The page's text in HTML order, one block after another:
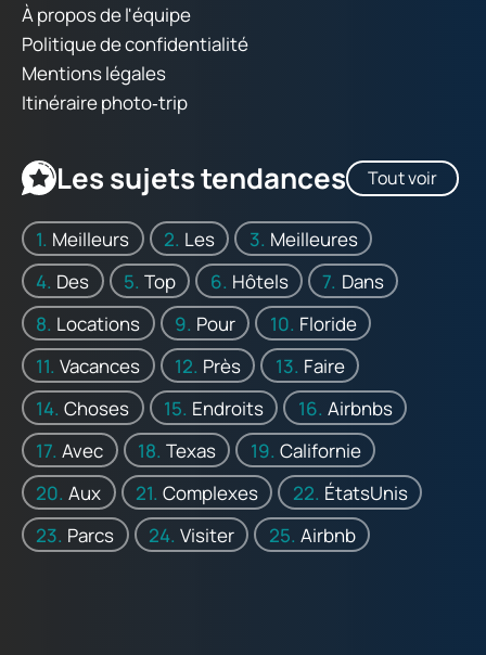
À propos de l'équipe
Politique de confidentialité
Mentions légales
Itinéraire photo‑trip
Les sujets tendances Tout voir
Meilleurs Les
Meilleures
Des
Top Hôtels
Dans
Locations
Pour
Floride
Vacances
Près
Faire
Choses
Endroits
Airbnbs
Avec
Texas
Californie
Aux
Complexes
ÉtatsUnis
Parcs
Visiter Airbnb